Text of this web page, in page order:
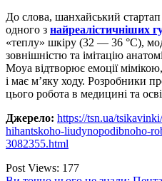
До слова, шанхайський
одного з найреалістичніших
«теплу» шкіру (32 — 36 °C),
зовнішністю та імітацію
Moya відтворює емоції
і має м’яку ходу. Розробники
цього робота в медицині та
Джерело: https://tsn.ua/
hihantskoho-liudynopodibnoho-
3082355.html
Post Views: 177